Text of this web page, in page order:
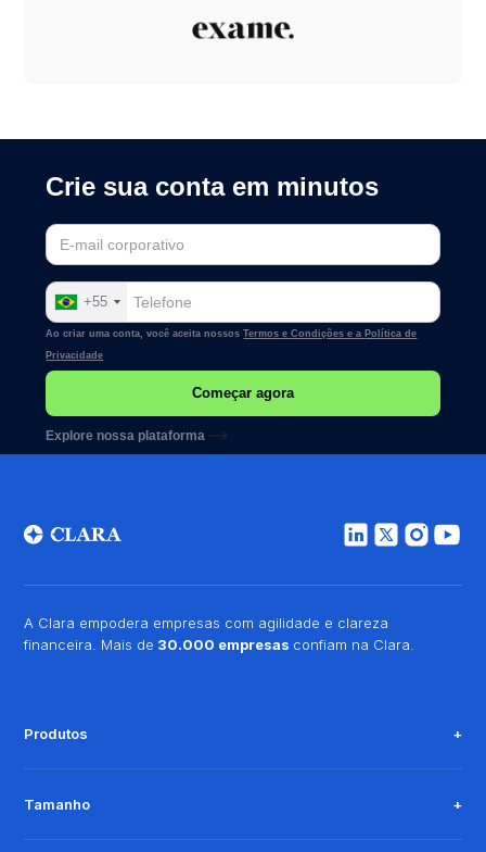
Crie sua conta em minutos
+55
Ao criar uma conta, você aceita nossosTermos e Condições e a Política de
Privacidade
Explore nossa plataforma
A Clara empodera empresas com agilidade e clareza
financeira. Mais de 30.000 empresas confiam na Clara.
Produtos
Tamanho